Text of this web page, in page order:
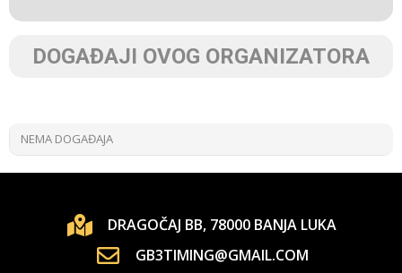
DOGAĐAJI OVOG ORGANIZATORA
NEMA DOGAĐAJA
DRAGOČAJ BB, 78000 BANJA LUKA
GB3TIMING@GMAIL.COM